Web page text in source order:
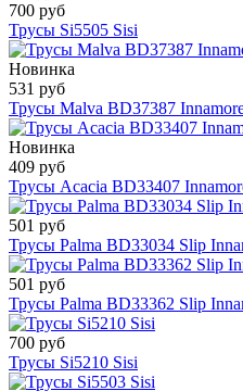
700 руб
Трусы Si5505 Sisi
Новинка
531 руб
Трусы Malva BD37387
Новинка
409 руб
Трусы Acacia BD33407
501 руб
Трусы Palma BD33034 Slip
501 руб
Трусы Palma BD33362 Slip
700 руб
Трусы Si5210 Sisi